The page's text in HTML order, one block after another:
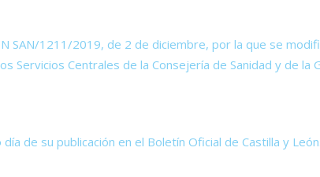
SAN/1211/2019, de 2 de diciembre, por la que se
Centrales de la Consejería de Sanidad y de la
de su publicación en el Boletín Oficial de Castilla y León.